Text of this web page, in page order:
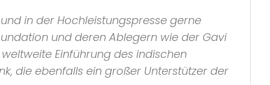
in der Hochleistungspresse gerne
und deren Ablegern wie der Gavi
Einführung des indischen
die ebenfalls ein großer Unterstützer der